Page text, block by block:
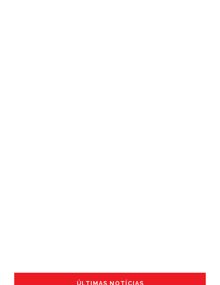
ÚLTIMAS NOTÍCIAS